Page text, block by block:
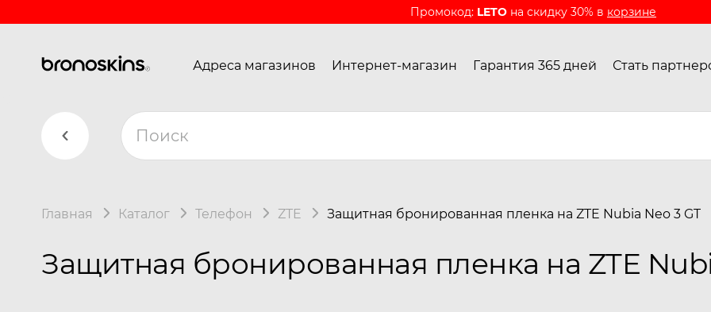
Промокод: LETO на скидку 30% в корзине
Адреса магазинов Интернет-магазин Гарантия 365 дней Стать
Главная Каталог Телефон ZTE Защитная бронированная пленка на ZTE Nubia Neo 3 GT
Защитная бронированная пленка на ZTE